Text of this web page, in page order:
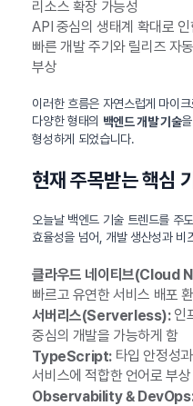
리소스 확장 가능성
API 중심의 생태계 확대로
빠른 개발 주기와 릴리즈 자
부상
이러한 흐름은 자연스럽게 마이
다양한 형태의 백엔드 개발 기술
형성하게 되었습니다.
현재 주목받는 핵심
오늘날 백엔드 기술 트렌드를 주
효율성을 넘어, 개발 생산성과 비
클라우드 네이티브(Cloud
빠르고 유연한 서비스 배포
서버리스(Serverless):인
중심의 개발을 가능하게 함
TypeScript:타입 안정성
서비스에 적합한 언어로 부상
Observability &